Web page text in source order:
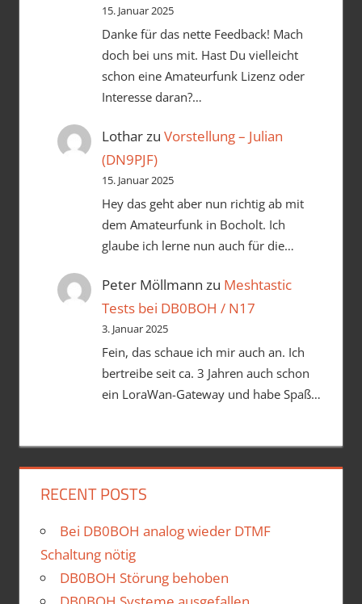
15. Januar 2025
Danke für das nette Feedback! Mach
doch bei uns mit. Hast Du vielleicht
schon eine Amateurfunk Lizenz oder
Interesse daran?…
Lotharzu Vorstellung – Julian
(DN9PJF)
15. Januar 2025
Hey das geht aber nun richtig ab mit
dem Amateurfunk in Bocholt. Ich
glaube ich lerne nun auch für die…
Peter Möllmann zu Meshtastic
Tests bei DB0BOH / N17
3. Januar 2025
Fein, das schaue ich mir auch an. Ich
bertreibe seit ca. 3 Jahren auch schon
ein LoraWan-Gateway und habe Spaß…
RECENT POSTS
Bei DB0BOH analog wieder DTMF
Schaltung nötig
DB0BOH Störung behoben